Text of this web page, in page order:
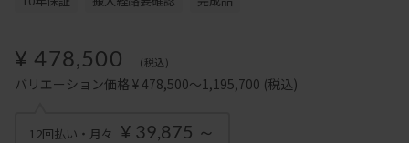
¥ 478,500 (税込)
バリエーション価格 ¥ 478,500～1,195,700 (税込)
12回払い・月々 ¥ 39,875 ～